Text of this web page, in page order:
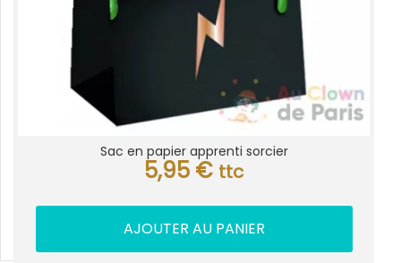
Sac en papier apprenti sorcier
5,95 € ttc
AJOUTER AU PANIER